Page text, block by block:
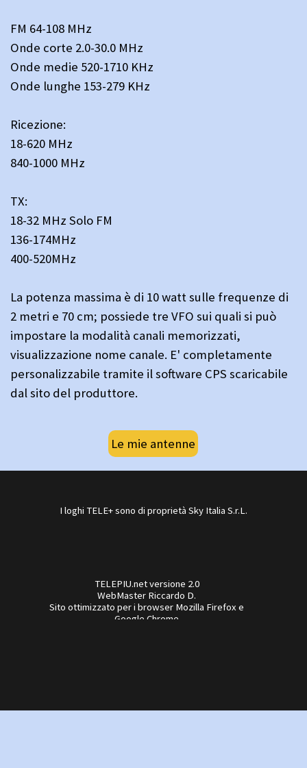
FM 64-108 MHz
Onde corte 2.0-30.0 MHz
Onde medie 520-1710 KHz
Onde lunghe 153-279 KHz
Ricezione:
18-620 MHz
840-1000 MHz
TX:
18-32 MHz Solo FM
136-174MHz
400-520MHz
La potenza massima è di 10 watt sulle frequenze di
2 metri e 70 cm; possiede tre VFO sui quali si può
impostare la modalità canali memorizzati,
visualizzazione nome canale. E' completamente
personalizzabile tramite il software CPS scaricabile
dal sito del produttore.
Le mie antenne
TELEPIU.net versione 2.0
WebMaster Riccardo D.
Sito ottimizzato per i browser Mozilla Firefox e
Google Chrome
I loghi TELE+ sono di proprietà Sky Italia S.r.L.